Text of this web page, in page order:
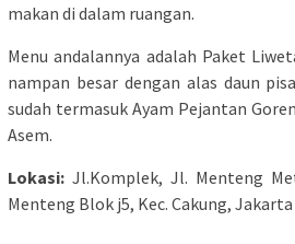
makan di dalam ruangan.
Menu andalannya adalah Paket
nampan besar dengan alas daun
sudah termasuk Ayam Pejantan
Asem.
Lokasi: Jl.Komplek, Jl. Menteng
Menteng Blok j5, Kec. Cakung,